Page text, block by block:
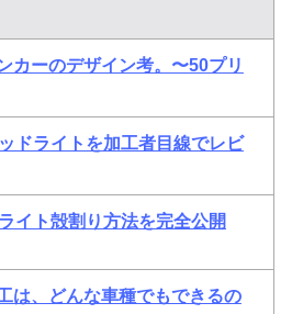
カーのデザイン考。〜50プリ
ドライトを加工者目線でレビ
イト殻割り方法を完全公開
は、どんな車種でもできるの